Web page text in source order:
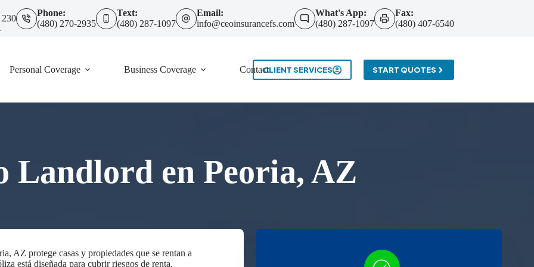
Phone:
(480) 270-2935
Text:
(480) 287-1097
Email:
info@ceoinsurancefs.com
What's App:
(480) 287-1097
Fax:
(480) 407-6540
Personal Coverage Business Coverage ContactCLIENT SERVICES START QUOTES
Landlord en Peoria, AZ
AZ protege casas y propiedades que se rentan a
está diseñada para cubrir riesgos de renta,